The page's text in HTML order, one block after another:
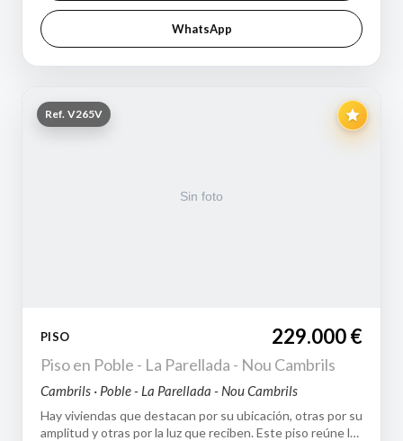
WhatsApp
Ref. V265V
PISO 229.000 €
Piso en Poble - La Parellada - Nou Cambrils
Cambrils · Poble - La Parellada - Nou Cambrils
Hay viviendas que destacan por su ubicación, otras por su
amplitud y otras por la luz que reciben. Este piso reúne las